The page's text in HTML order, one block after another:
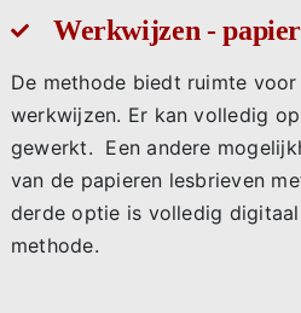
Werkwijzen -
De methode biedt ruimte
werkwijzen. Er kan volledig
gewerkt. Een andere
van de papieren lesbrieven
derde optie is volledig
methode.